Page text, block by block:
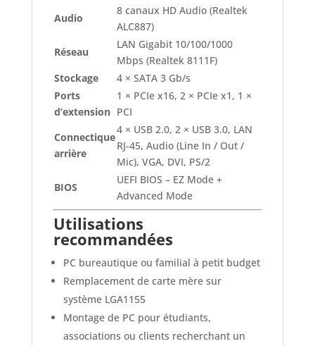
Audio
8 canaux HD Audio (Realtek
ALC887)
Réseau
LAN Gigabit 10/100/1000
Mbps (Realtek 8111F)
Stockage
4 × SATA 3 Gb/s
Ports
d’extension
1 × PCIe x16, 2 × PCIe x1, 1 ×
PCI
Connectique
arrière
4 × USB 2.0, 2 × USB 3.0, LAN
RJ-45, Audio (Line In / Out /
Mic), VGA, DVI, PS/2
BIOS
UEFI BIOS – EZ Mode +
Advanced Mode
Utilisations
recommandées
PC bureautique ou familial à petit budget
Remplacement de carte mère sur
système LGA1155
Montage de PC pour étudiants,
associations ou clients recherchant un